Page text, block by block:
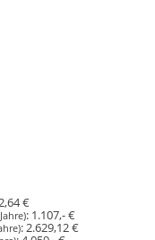
€
: 1.107,- €
:2.629,12 €